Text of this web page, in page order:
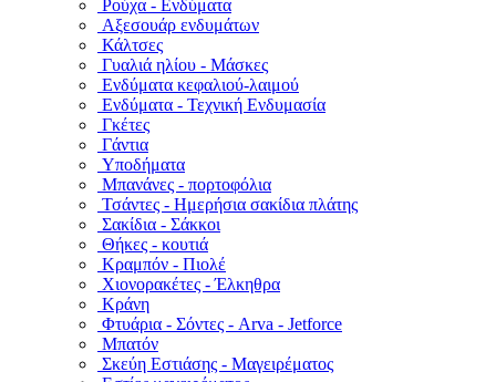
Ρούχα - Ενδύματα
Αξεσουάρ ενδυμάτων
Κάλτσες
Γυαλιά ηλίου - Μάσκες
Ενδύματα κεφαλιού-λαιμού
Ενδύματα - Τεχνική Ενδυμασία
Γκέτες
Γάντια
Υποδήματα
Μπανάνες - πορτοφόλια
Τσάντες - Ημερήσια σακίδια πλάτης
Σακίδια - Σάκκοι
Θήκες - κουτιά
Κραμπόν - Πιολέ
Χιονορακέτες - Έλκηθρα
Κράνη
Φτυάρια - Σόντες - Arva - Jetforce
Μπατόν
Σκεύη Εστιάσης - Μαγειρέματος